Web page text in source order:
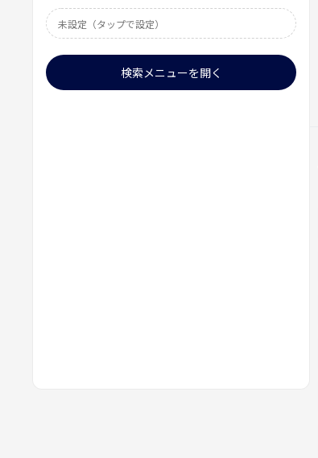
未設定（タップで設定）
検索メニューを開く